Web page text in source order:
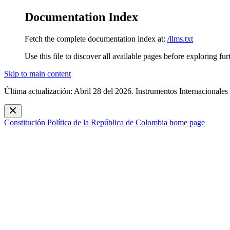
Documentation Index
Fetch the complete documentation index at: /llms.txt
Use this file to discover all available pages before exploring
Skip to main content
Última actualización: Abril 28 del 2026. Instrumentos Internacionales
Constitución Política de la República de Colombia home page